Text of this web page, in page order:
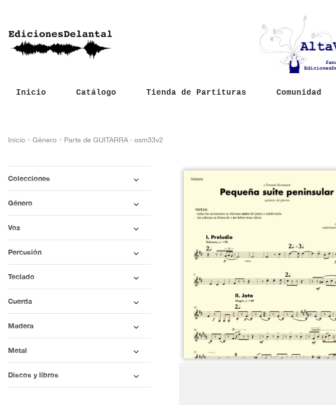
Inicio Catálogo Tienda de Partituras Comunidad
Inicio Género Parte de GUITARRA · osm33v2
Colecciones
Género
Voz
Percusión
Teclado
Cuerda
Madera
Metal
Discos y libros